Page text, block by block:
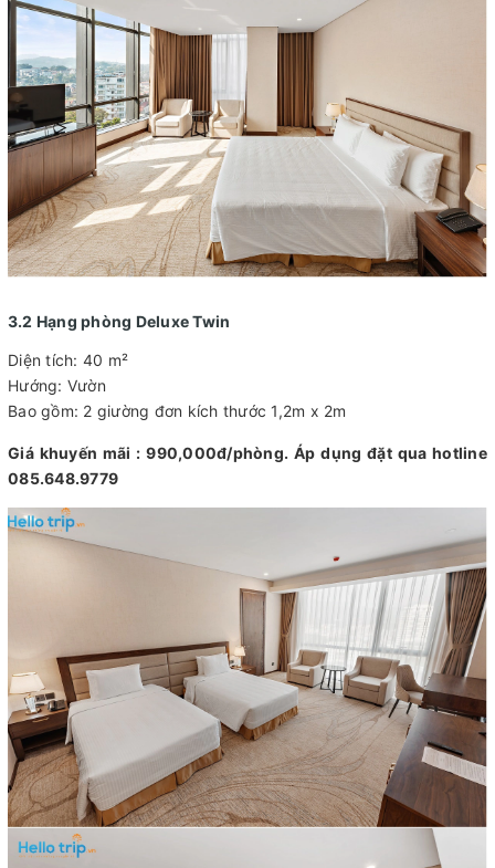
3.2 Hạng phòng Deluxe Twin
Diện tích: 40 m²
Hướng: Vườn
Bao gồm: 2 giường đơn kích thước 1,2m x 2m
Giá khuyến mãi : 990,000đ/phòng. Áp dụng đặt qua hotline
085.648.9779